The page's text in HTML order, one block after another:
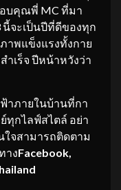
บคุณพี่ MC ที่มา
นี้จะเป็นปีที่ดีของทุก
พแข็งแรงทั้งกาย
ำเร็จ ปีหน้าหวังว่า
าภายในบ้านที่กา
ทุกไลฟ์สไตล์ อย่า
ใจสามารถติดตาม
างFacebook,